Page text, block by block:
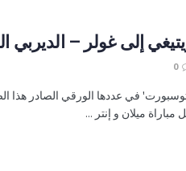
إلى غولر – الديربي
0
في عددها الورقي الصادر هذا
ميلان و إنتر ...